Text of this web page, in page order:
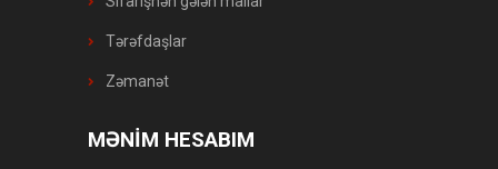
Tərəfdaşlar
Zəmanət
MƏNİM HESABIM